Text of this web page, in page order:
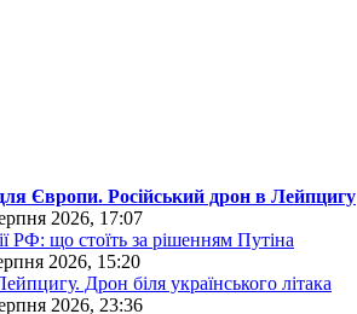
Європи. Російський дрон в Лейпцигу
2026, 17:07
РФ: що стоїть за рішенням Путіна
2026, 15:20
Дрон біля українського літака
2026, 23:36